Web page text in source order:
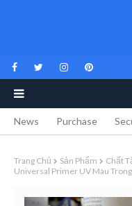
News Purchase
Trang Chủ Sản Phẩm
Chất
Universal Primer UV Màu